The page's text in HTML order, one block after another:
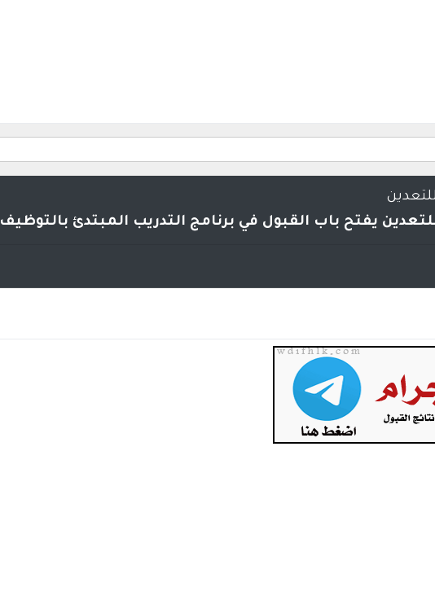
يفتح باب القبول في برنامج التدريب المبتدئ بالتوظيف